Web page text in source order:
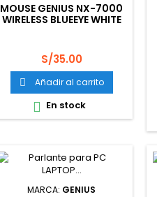
MOUSE GENIUS NX-7000
WIRELESS BLUEEYE WHITE
Precio
S/35.00
 Añadir al carrito
 En stock
MARCA: GENIUS